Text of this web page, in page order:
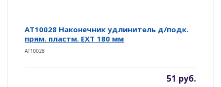
AT10028 Наконечник удлинитель д/подк.
прям. пластм. EXT 180 мм
AT10028
51 руб.